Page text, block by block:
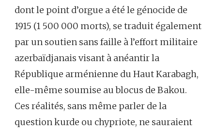
dont le point d’orgue a été le génocide de
1915 (1 500 000 morts), se traduit également
par un soutien sans faille à l’effort militaire
azerbaïdjanais visant à anéantir la
République arménienne du Haut Karabagh,
elle-même soumise au blocus de Bakou.
Ces réalités, sans même parler de la
question kurde ou chypriote, ne sauraient